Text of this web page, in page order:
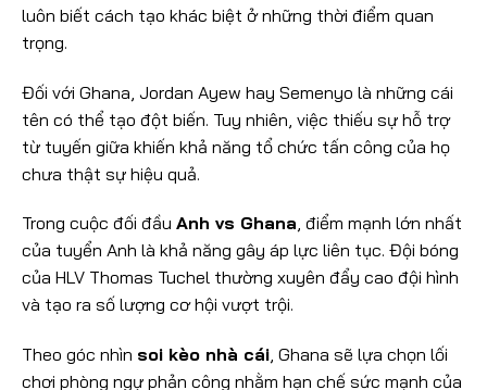
luôn biết cách tạo khác biệt ở những thời điểm quan
trọng.
Đối với Ghana, Jordan Ayew hay Semenyo là những cái
tên có thể tạo đột biến. Tuy nhiên, việc thiếu sự hỗ trợ
từ tuyến giữa khiến khả năng tổ chức tấn công của họ
chưa thật sự hiệu quả.
Trong cuộc đối đầu Anh vs Ghana, điểm mạnh lớn nhất
của tuyển Anh là khả năng gây áp lực liên tục. Đội bóng
của HLV Thomas Tuchel thường xuyên đẩy cao đội hình
và tạo ra số lượng cơ hội vượt trội.
Theo góc nhìn soi kèo nhà cái, Ghana sẽ lựa chọn lối
chơi phòng ngự phản công nhằm hạn chế sức mạnh của